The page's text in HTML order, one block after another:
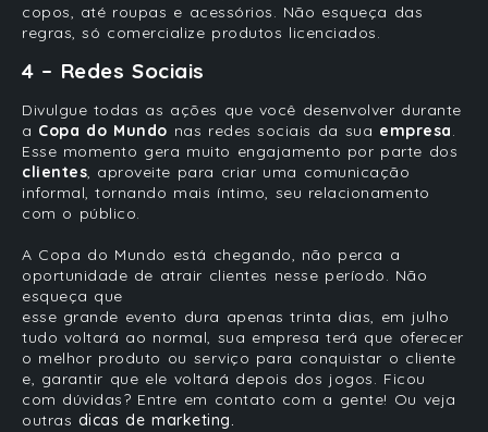
copos, até roupas e acessórios. Não esqueça das
regras, só comercialize produtos licenciados.
4 – Redes Sociais
Divulgue todas as ações que você desenvolver durante
a Copa do Mundo nas redes sociais da sua empresa.
Esse momento gera muito engajamento por parte dos
clientes, aproveite para criar uma comunicação
informal, tornando mais íntimo, seu relacionamento
com o público.
A Copa do Mundo está chegando, não perca a
oportunidade de atrair clientes nesse período. Não
esqueça que
esse grande evento dura apenas trinta dias, em julho
tudo voltará ao normal, sua empresa terá que oferecer
o melhor produto ou serviço para conquistar o cliente
e, garantir que ele voltará depois dos jogos. Ficou
com dúvidas? Entre em contato com a gente! Ou veja
outras dicas de marketing.